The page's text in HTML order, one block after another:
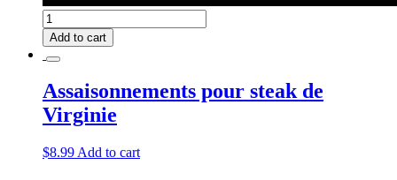
Fine
Seasoning
quantity
Add to cart
Assaisonnements pour steak de
Virginie
$8.99 Add to cart